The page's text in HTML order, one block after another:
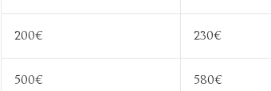
200€ 230€
500€ 580€